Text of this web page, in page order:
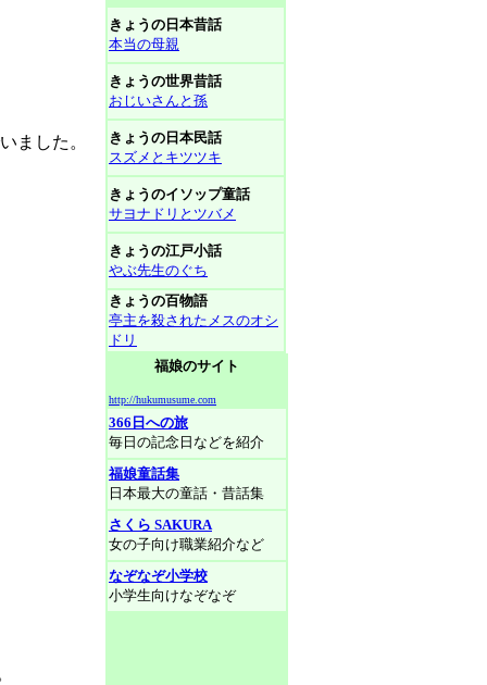
ました。
きょうの日本昔話
本当の母親
きょうの世界昔話
おじいさんと孫
きょうの日本民話
スズメとキツツキ
きょうのイソップ童話
サヨナドリとツバメ
きょうの江戸小話
やぶ先生のぐち
きょうの百物語
亭主を殺されたメスのオシ
ドリ
福娘のサイト
http://hukumusume.com
366日への旅
毎日の記念日などを紹介
福娘童話集
日本最大の童話・昔話集
さくら SAKURA
女の子向け職業紹介など
なぞなぞ小学校
小学生向けなぞなぞ